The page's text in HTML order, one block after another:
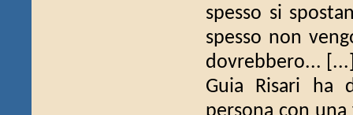
spesso si
spesso non
dovrebbero...
Guia Risari ha